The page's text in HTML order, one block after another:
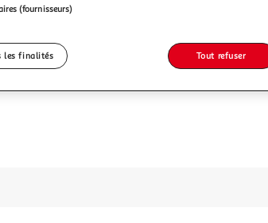
(fournisseurs)
les finalités Tout refuser